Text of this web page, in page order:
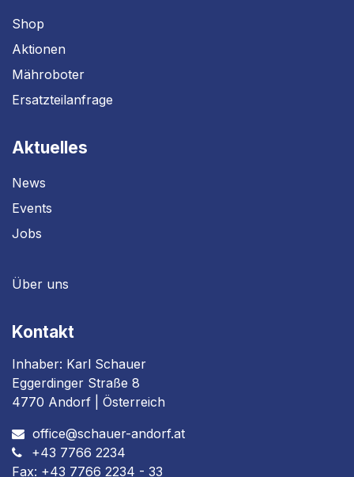
Shop
Aktionen
Mähroboter
Ersatzteilanfrage
Aktuelles
News
Events
Jobs
Über uns
Kontakt
Inhaber: Karl Schauer
Eggerdinger Straße 8
4770 Andorf | Österreich
office@schauer-andorf.at
+43 7766 2234
Fax: +43 7766 2234 - 33